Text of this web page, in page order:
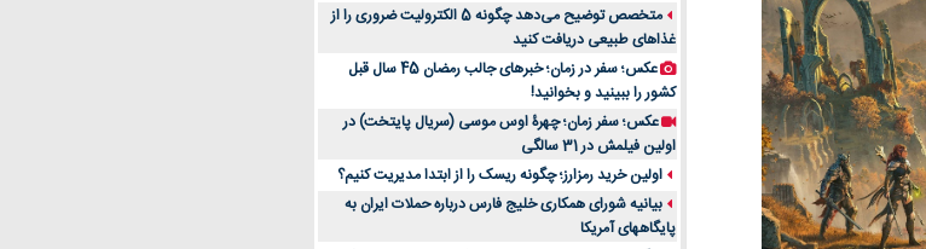
متخصص توضیح می‌دهد چگونه 5 الکترولیت ضروری را از
غذاهای طبیعی دریافت کنید
عکس؛ سفر در زمان؛ خبرهای جالب رمضان 45 سال قبل
کشور را ببینید و بخوانید!
عکس؛ سفر زمان؛ چهرۀ اوس موسی (سریال پایتخت) در
اولین فیلمش در 31 سالگی
اولین خرید رمزارز؛ چگونه ریسک را از ابتدا مدیریت کنیم؟
بیانیه شورای همکاری خلیج فارس درباره حملات ایران به
پایگاههای آمریکا